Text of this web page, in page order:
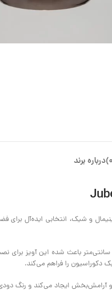
درباره برند
و شیک، انتخابی ایده‌آل برای
دکوراسیون را فراهم می‌کند.